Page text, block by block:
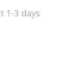
1-3 days